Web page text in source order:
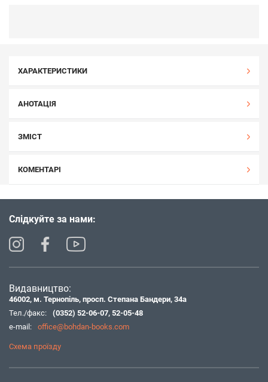
ХАРАКТЕРИСТИКИ
АНОТАЦІЯ
ЗМІСТ
КОМЕНТАРІ
Слідкуйте за нами:
Видавництво:
46002, м. Тернопіль, просп. Степана Бандери, 34а
Тел./факс:
(0352) 52-06-07, 52-05-48
e-mail:
office@bohdan-books.com
Схема проїзду